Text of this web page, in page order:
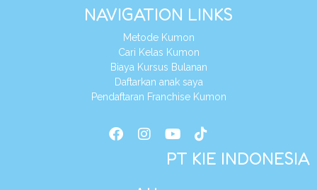
NAVIGATION LINKS
Metode Kumon
Cari Kelas Kumon
Biaya Kursus Bulanan
Daftarkan anak saya
Pendaftaran Franchise Kumon
PT KIE INDONESIA